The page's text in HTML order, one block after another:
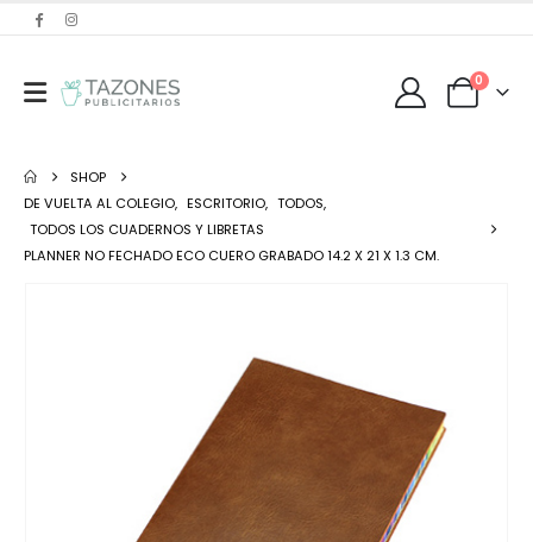
0
SHOP
DE VUELTA AL COLEGIO, ESCRITORIO, TODOS,
TODOS LOS CUADERNOS Y LIBRETAS
PLANNER NO FECHADO ECO CUERO GRABADO 14.2 X 21 X 1.3 CM.